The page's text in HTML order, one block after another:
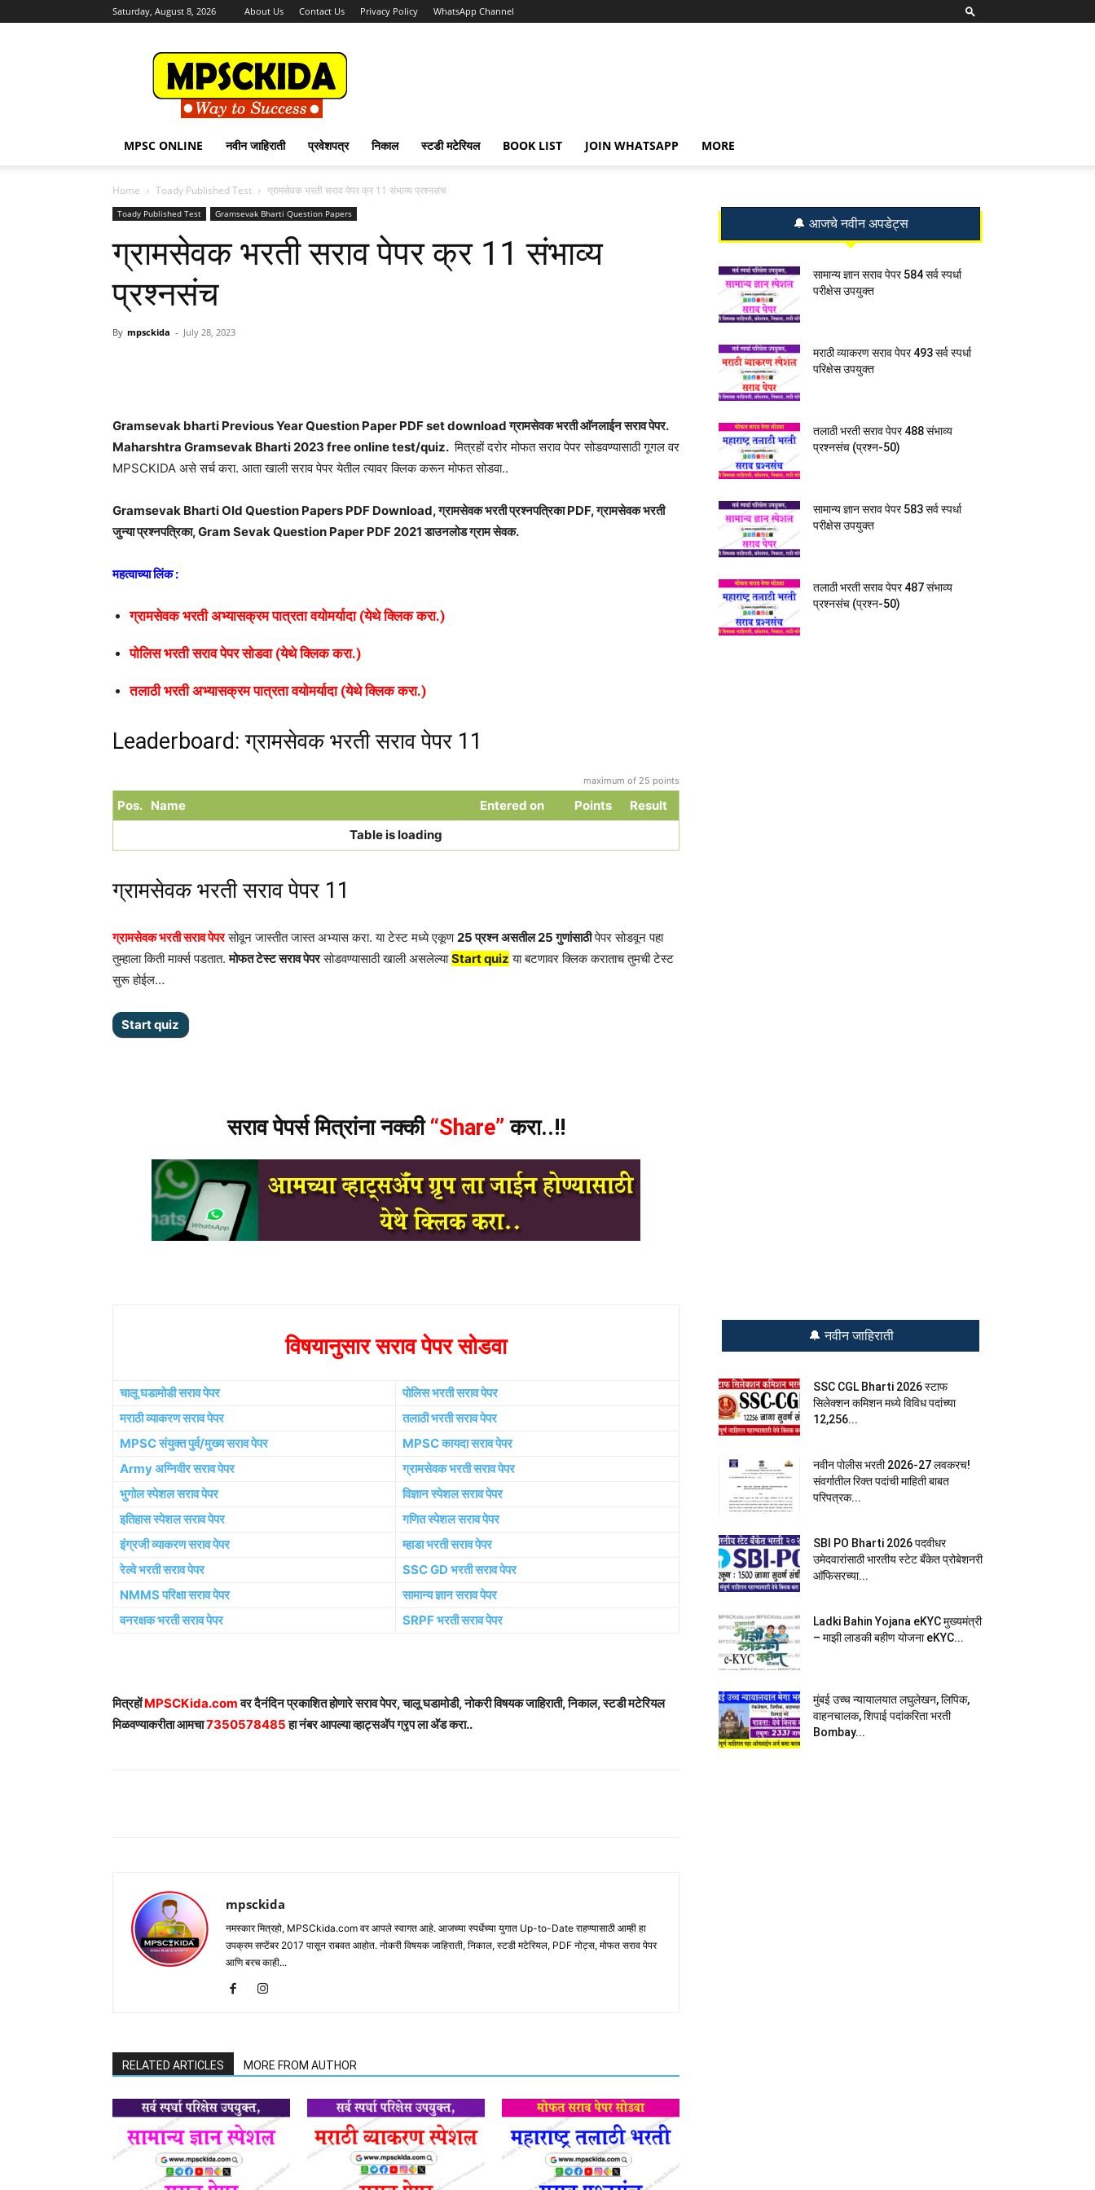
Saturday, August 8, 2026 About Us Contact Us Privacy Policy WhatsApp Channel
MPSCKida.com
सर्व
नवीन
जाहिराती
Letest
Jobs
MPSC ONLINE नवीन जाहिराती प्रवेशपत्र निकाल स्टडी मटेरियल BOOK LIST JOIN WHATSAPP MORE
Home Toady Published Test ग्रामसेवक भरती सराव पेपर क्र 11 संभाव्य प्रश्नसंच
Toady Published Test Gramsevak Bharti Question Papers
ग्रामसेवक भरती सराव पेपर क्र 11 संभाव्य
प्रश्नसंच
By mpsckida - July 28, 2023
Gramsevak bharti Previous Year Question Paper PDF set download ग्रामसेवक भरती आ‍ॅनलाईन सराव पेपर.
Maharshtra Gramsevak Bharti 2023 free online test/quiz. मित्रहों दरोर मोफत सराव पेपर सोडवण्यासाठी गूगल वर
MPSCKIDA असे सर्च करा. आता खाली सराव पेपर येतील त्यावर क्लिक करून मोफत सोडवा..
Gramsevak Bharti Old Question Papers PDF Download, ग्रामसेवक भरती प्रश्नपत्रिका PDF, ग्रामसेवक भरती
जुन्या प्रश्नपत्रिका, Gram Sevak Question Paper PDF 2021 डाउनलोड ग्राम सेवक.
महत्वाच्या लिंक :
ग्रामसेवक भरती अभ्यासक्रम पात्रता वयोमर्यादा (येथे क्लिक करा.)
पोलिस भरती सराव पेपर सोडवा (येथे क्लिक करा.)
तलाठी भरती अभ्यासक्रम पात्रता वयोमर्यादा (येथे क्लिक करा.)
Leaderboard: ग्रामसेवक भरती सराव पेपर 11
maximum of 25 points
Pos. Name Entered on Points
Result
Table is loading
ग्रामसेवक भरती सराव पेपर 11
ग्रामसेवक भरती सराव पेपरसोवून जास्तीत जास्त अभ्यास करा. या टेस्ट मध्ये एकूण25 प्रश्न असतील 25 गुणांसाठीपेपर सोडवून पहा
तुम्हाला किती मार्क्स पडतात.मोफत टेस्ट सराव पेपरसोडवण्यासाठी खाली असलेल्याStart quiz या बटणावर क्लिक कराताच तुमची टेस्ट
सुरू होईल…
सराव पेपर्स मित्रांना नक्की“Share” करा..!!
विषयानुसार सराव पेपर सोडवा
चालू घडामोडी सराव पेपर
पोलिस भरती सराव पेपर
मराठी व्याकरण सराव पेपर
तलाठी भरती सराव पेपर
MPSC संयुक्त पुर्व/मुख्य सराव पेपर
MPSC कायदा सराव पेपर
Army अग्निवीर सराव पेपर
ग्रामसेवक भरती सराव पेपर
भुगोल स्पेशल सराव पेपर
विज्ञान स्पेशल सराव पेपर
इतिहास स्पेशल सराव पेपर
गणित स्पेशल सराव पेपर
इंग्रजी व्याकरण सराव पेपर
म्हाडा भरती सराव पेपर
रेल्वे भरती सराव पेपर
SSC GD भरती सराव पेपर
NMMS परिक्षा सराव पेपर
सामान्य ज्ञान सराव पेपर
वनरक्षक भरती सराव पेपर
SRPF भरती सराव पेपर
मित्रहोंMPSCKida.comवर दैनंदिन प्रकाशित होणारे सराव पेपर, चालू घडामोडी, नोकरी विषयक जाहिराती, निकाल, स्टडी मटेरियल
मिळवण्याकरीता आमचा7350578485हा नंबर आपल्या व्हाट्सअ‍ॅप ग्रृप ला अ‍ॅड करा..
mpsckida
नमस्कार मित्रहो, MPSCkida.com वर आपले स्वागत आहे. आजच्या स्पर्धेच्या युगात Up-to-Date राहण्यासाठी आम्ही हा
उपक्रम सप्टेंबर 2017 पासून राबवत आहोत. नोकरी विषयक जाहिराती, निकाल, स्टडी मटेरियल, PDF नोट्स, मोफत सराव पेपर
आणि बरच काही...
RELATED ARTICLES MORE FROM AUTHOR
🔔 आजचे नवीन अपडेट्स
सामान्य ज्ञान सराव पेपर 584 सर्व स्पर्धा
परीक्षेस उपयुक्त
मराठी व्याकरण सराव पेपर 493 सर्व स्पर्धा
परिक्षेस उपयुक्त
तलाठी भरती सराव पेपर 488 संभाव्य
प्रश्नसंच (प्रश्न-50)
सामान्य ज्ञान सराव पेपर 583 सर्व स्पर्धा
परीक्षेस उपयुक्त
तलाठी भरती सराव पेपर 487 संभाव्य
प्रश्नसंच (प्रश्न-50)
🔔 नवीन जाहिराती
SSC CGL Bharti 2026 स्टाफ
सिलेक्शन कमिशन मध्ये विविध पदांच्या
12,256...
नवीन पोलीस भरती 2026-27 लवकरच!
संवर्गातील रिक्त पदांची माहिती बाबत
परिपत्रक...
SBI PO Bharti 2026 पदवीधर
उमेदवारांसाठी भारतीय स्टेट बँकेत प्रोबेशनरी
आ‍ॅफिसरच्या...
Ladki Bahin Yojana eKYC मुख्यमंत्री
– माझी लाडकी बहीण योजना eKYC...
मुंबई उच्च न्यायालयात लघुलेखन, लिपिक,
वाहनचालक, शिपाई पदांकरिता भरती
Bombay...